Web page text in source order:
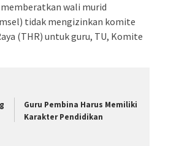
wali murid
tidak mengizinkan komite
(THR) untuk guru, TU, Komite
Guru Pembina Harus Memiliki
Karakter Pendidikan